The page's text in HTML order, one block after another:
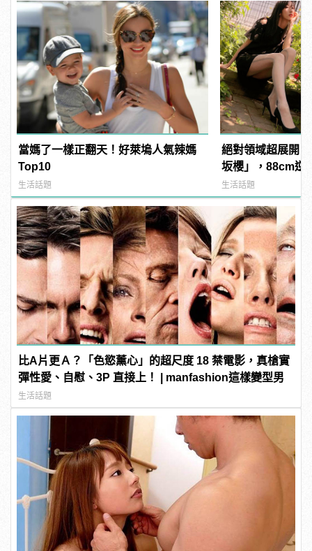
當媽了一樣正翻天！好萊塢人氣辣媽
Top10
生活話題
絕對領域超展開
坂櫻」，88cm逆
她腿下啊！ |
生活話題
比A片更Ａ？「色慾薰心」的超尺度 18 禁電影，真槍實
彈性愛、自慰、3P 直接上！ | manfashion這樣變型男
生活話題